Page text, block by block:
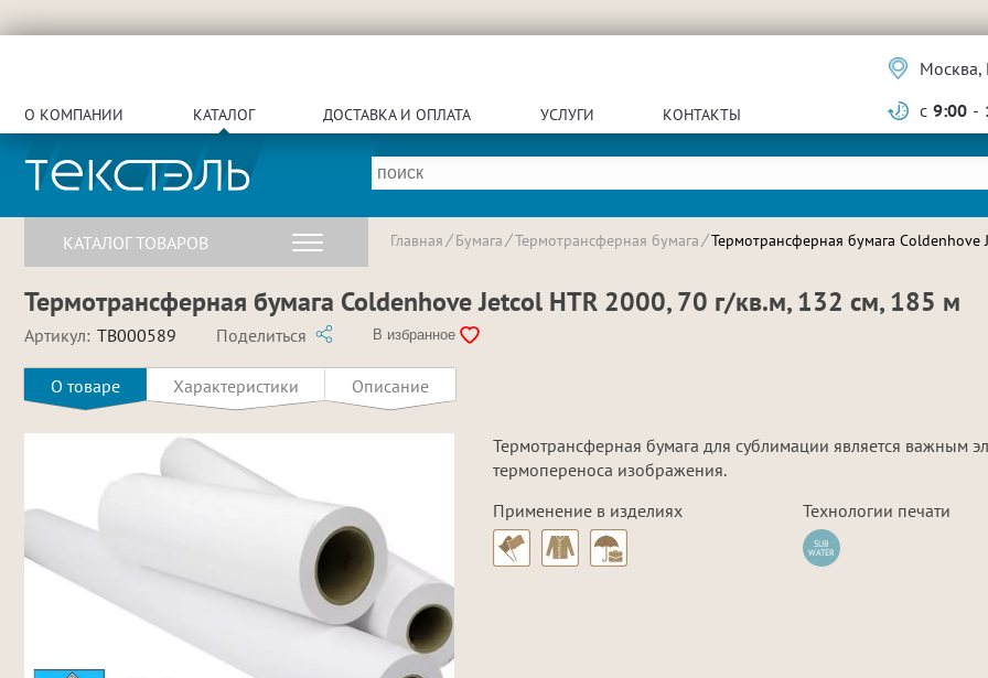
О КОМПАНИИ КАТАЛОГ ДОСТАВКА И ОПЛАТА УСЛУГИ КОНТАКТЫ
Москва,
с 9:00 -
КАТАЛОГ ТОВАРОВ Главная Бумага Термотрансферная бумага Термотрансферная бумага
Термотрансферная бумага Coldenhove Jetcol HTR 2000, 70 г/кв.м, 132 см, 185 м
Артикул: TB000589 Поделиться В избранное
О товаре Характеристики Описание
Термотрансферная бумага для сублимации является важным
термопереноса изображения.
Цвета в наличии
Применение в изделиях Технологии печати
SUB
WATER